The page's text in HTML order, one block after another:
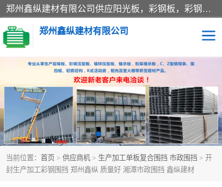
郑州鑫纵建材有限公司供应阳光板，彩钢板，彩钢钢构工程是一家集生产销售租赁安装于一体的企业，主要生产PC采光板，耐力板，仿古琉璃采光板，岩棉板、彩钢压型板、镀锌压型板、桁架楼承板，C、Z型钢檩条、围挡板、轻钢结构，阳光温室大棚等新型建材产品。公司旗下有多台移动式高空压瓦机租赁，承接全国各地业务，专业对外租赁各种型号压瓦机。
郑州鑫纵建材有限公司
当前位置： 首页 > 供应商机 > 生产加工单板复合围挡 市政围挡 > 开
封生产加工彩钢围挡 郑州鑫纵 质量好 湘潭市政围挡 鑫纵建材
高空瓦机租赁 ASA合成树脂仿古瓦
CZ型钢 FRP采光板
PC多层板 PC耐力板
建筑围挡 楼层板